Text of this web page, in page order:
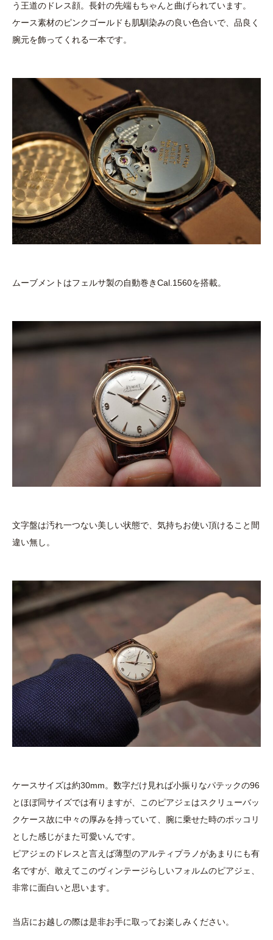
う王道のドレス顔。長針の先端もちゃんと曲げられています。
ケース素材のピンクゴールドも肌馴染みの良い色合いで、品良く
腕元を飾ってくれる一本です。
ムーブメントはフェルサ製の自動巻きCal.1560を搭載。
文字盤は汚れ一つない美しい状態で、気持ちお使い頂けること間
違い無し。
ケースサイズは約30mm。数字だけ見れば小振りなパテックの96
とほぼ同サイズでは有りますが、このピアジェはスクリューバッ
クケース故に中々の厚みを持っていて、腕に乗せた時のポッコリ
とした感じがまた可愛いんです。
ピアジェのドレスと言えば薄型のアルティプラノがあまりにも有
名ですが、敢えてこのヴィンテージらしいフォルムのピアジェ、
非常に面白いと思います。
当店にお越しの際は是非お手に取ってお楽しみください。